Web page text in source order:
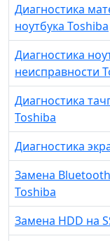
Диагностика
ноутбука Toshiba
Диагностика
неисправности
Диагностика
Toshiba
Диагностика
Замена
Toshiba
Замена HDD на